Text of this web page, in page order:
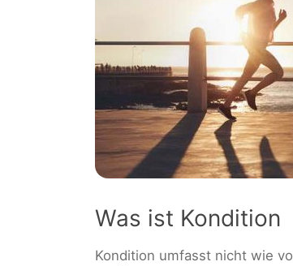
Was ist Kondition
Kondition umfasst nicht wie